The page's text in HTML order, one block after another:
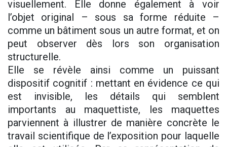
visuellement. Elle donne également à voir
l’objet original – sous sa forme réduite –
comme un bâtiment sous un autre format, et on
peut observer dès lors son organisation
structurelle.
Elle se révèle ainsi comme un puissant
dispositif cognitif : mettant en évidence ce qui
est invisible, les détails qui semblent
importants au maquettiste, les maquettes
parviennent à illustrer de manière concrète le
travail scientifique de l’exposition pour laquelle